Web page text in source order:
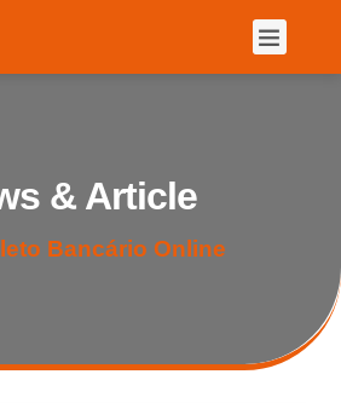
& Article
Bancário Online